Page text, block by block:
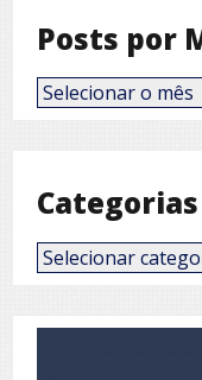
Posts por
Posts
por
Categorias
de